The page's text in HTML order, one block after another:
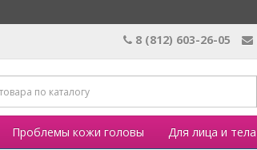
8 (812) 603-26-05
Проблемы кожи головы Для лица и тела